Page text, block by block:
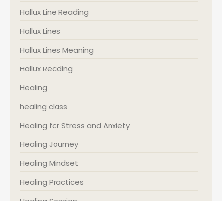
Hallux Line Reading
Hallux Lines
Hallux Lines Meaning
Hallux Reading
Healing
healing class
Healing for Stress and Anxiety
Healing Journey
Healing Mindset
Healing Practices